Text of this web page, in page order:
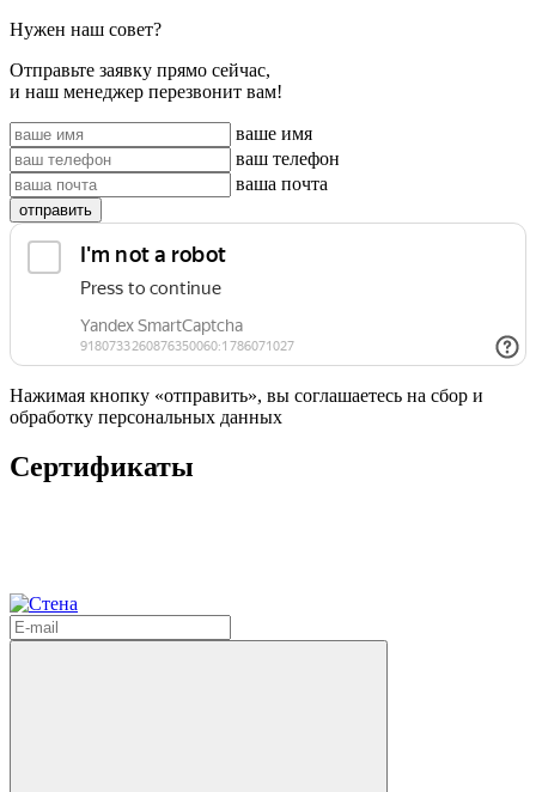
Нужен наш совет?
Отправьте заявку прямо сейчас,
и наш менеджер перезвонит вам!
ваше имя
ваш телефон
ваша почта
отправить
Нажимая кнопку «отправить», вы соглашаетесь на сбор и
обработку персональных данных
Сертификаты